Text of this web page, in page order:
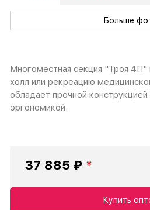
Больше
Многоместная секция "Троя 4П"
холл или рекреацию
обладает прочной
эргономикой.
37 885 ₽
Купить